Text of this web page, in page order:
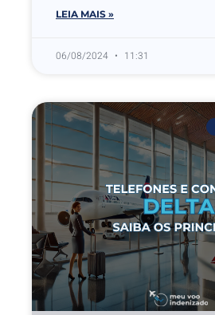
LEIA MAIS »
06/08/2024 11:31